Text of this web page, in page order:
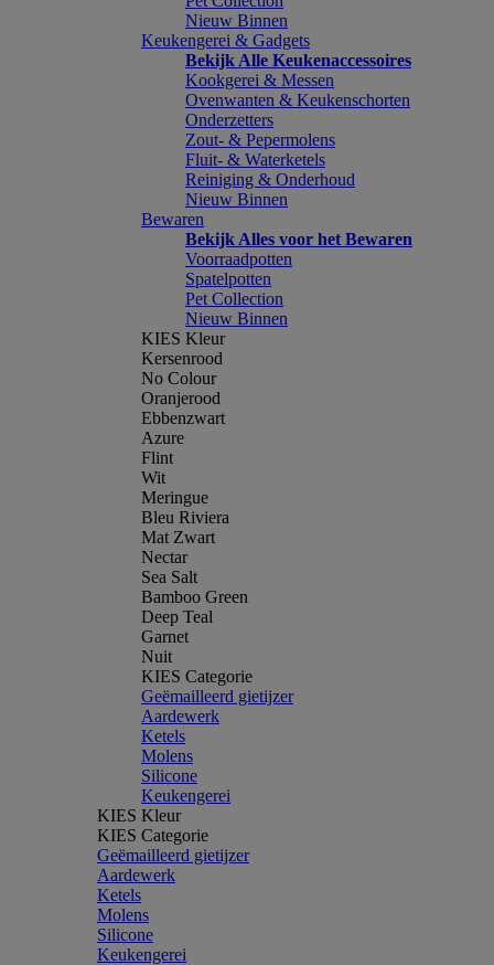
Nieuw Binnen
Keukengerei & Gadgets
Bekijk Alle Keukenaccessoires
Kookgerei & Messen
Ovenwanten & Keukenschorten
Onderzetters
Zout- & Pepermolens
Fluit- & Waterketels
Reiniging & Onderhoud
Nieuw Binnen
Bewaren
Bekijk Alles voor het Bewaren
Voorraadpotten
Spatelpotten
Pet Collection
Nieuw Binnen
KIES Kleur
Kersenrood
No Colour
Oranjerood
Ebbenzwart
Azure
Flint
Wit
Meringue
Bleu Riviera
Mat Zwart
Nectar
Sea Salt
Bamboo Green
Deep Teal
Garnet
Nuit
KIES Categorie
Geëmailleerd gietijzer
Aardewerk
Ketels
Molens
Silicone
Keukengerei
KIES Kleur
KIES Categorie
Geëmailleerd gietijzer
Aardewerk
Ketels
Molens
Silicone
Keukengerei